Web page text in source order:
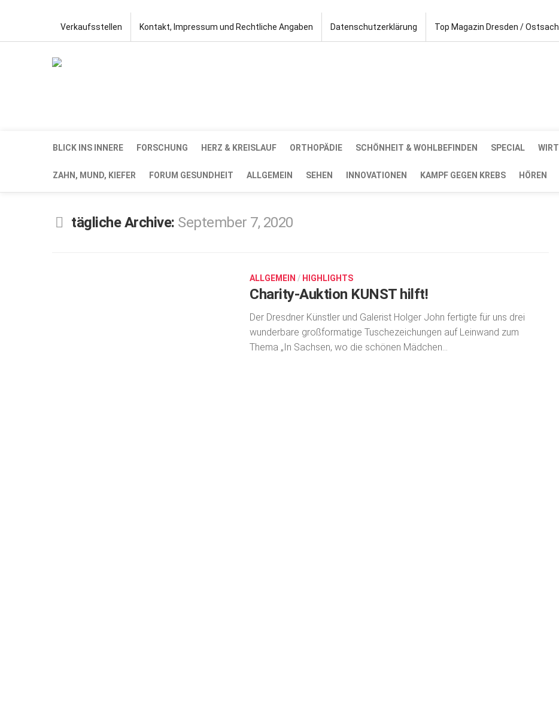
Verkaufsstellen Kontakt, Impressum und Rechtliche Angaben Datenschutzerklärung Top Magazin Dresden /
BLICK INS INNERE FORSCHUNG HERZ & KREISLAUF ORTHOPÄDIE SCHÖNHEIT & WOHLBEFINDEN SPECIAL
ZAHN, MUND, KIEFER FORUM GESUNDHEIT ALLGEMEIN SEHEN INNOVATIONEN KAMPF GEGEN KREBS HÖREN
tägliche Archive: September 7, 2020
ALLGEMEIN / HIGHLIGHTS
Charity-Auktion KUNST hilft!
Der Dresdner Künstler und Galerist Holger John fertigte für uns drei
wunderbare großformatige Tuschezeichungen auf Leinwand zum
Thema „In Sachsen, wo die schönen Mädchen...